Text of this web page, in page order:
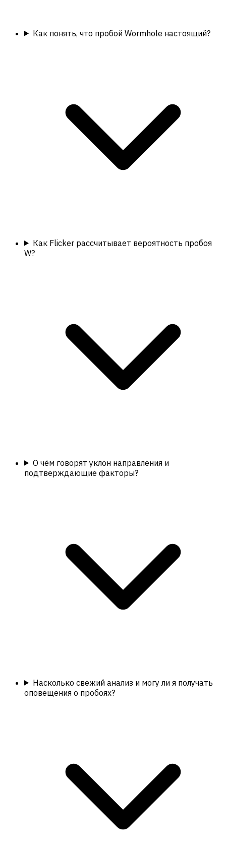
Как понять, что пробой Wormhole настоящий?
Как Flicker рассчитывает вероятность пробоя
W?
О чём говорят уклон направления и
подтверждающие факторы?
Насколько свежий анализ и могу ли я получать
оповещения о пробоях?